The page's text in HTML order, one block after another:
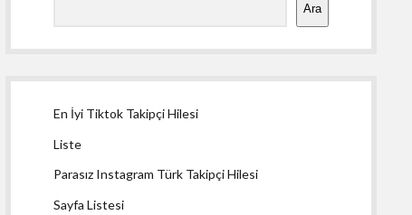
Ara
En İyi Tiktok Takipçi Hilesi
Liste
Parasız Instagram Türk Takipçi Hilesi
Sayfa Listesi